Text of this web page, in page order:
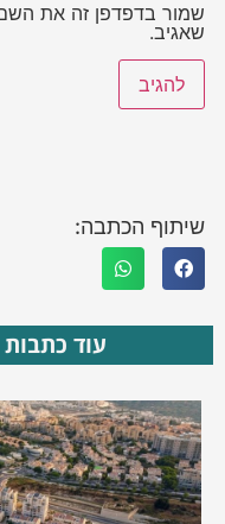
שמור בדפדפן זה את
שאגיב.
שיתוף הכתבה:
עוד כתבות